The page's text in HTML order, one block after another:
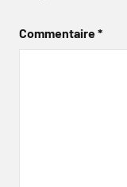
Commentaire*